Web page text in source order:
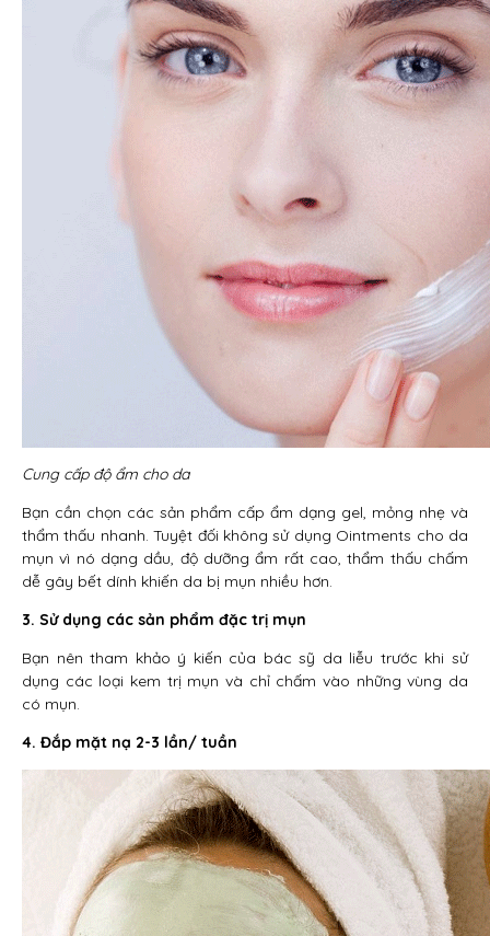
Cung cấp độ ẩm cho da
Bạn cần chọn các sản phẩm cấp ẩm dạng gel, mỏng nhẹ và
thẩm thấu nhanh. Tuyệt đối không sử dụng Ointments cho da
mụn vì nó dạng dầu, độ dưỡng ẩm rất cao, thẩm thấu chấm
dễ gây bết dính khiến da bị mụn nhiều hơn.
3. Sử dụng các sản phẩm đặc trị mụn
Bạn nên tham khảo ý kiến của bác sỹ da liễu trước khi sử
dụng các loại kem trị mụn và chỉ chấm vào những vùng da
có mụn.
4. Đắp mặt nạ 2-3 lần/ tuần